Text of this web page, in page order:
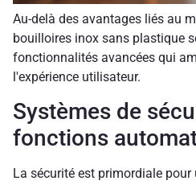
Au-delà des avantages liés au
bouilloires inox sans plastique
fonctionnalités avancées qui
l'expérience utilisateur.
Systèmes de
fonctions
La sécurité est primordiale